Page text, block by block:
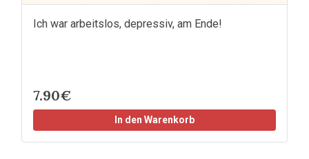
Ich war arbeitslos, depressiv, am Ende!
7.90€
In den Warenkorb